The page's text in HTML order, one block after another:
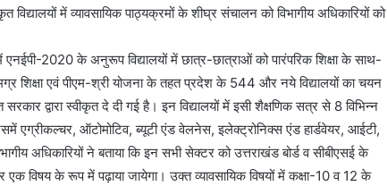
विद्यालयों में व्यावसायिक पाठ्यक्रमों के शीघ्र संचालन को विभागीय अधिकारियों को
में एनईपी-2020 के अनुरूप विद्यालयों में छात्र-छात्राओं को पारंपरिक शिक्षा के साथ-
शिक्षा एवं पीएम-श्री योजना के तहत प्रदेश के 544 और नये विद्यालयों का चयन
द्वारा स्वीकृत दे दी गई है। इन विद्यालयों में इसी शैक्षणिक सत्र से 8 विभिन्न
एग्रीकल्चर, ऑटोमोटिव, ब्यूटी एंड वेलनेस, इलेक्ट्रोनिक्स एंड हार्डवेयर, आईटी,
अधिकारियों ने बताया कि इन सभी सेक्टर को उत्तराखंड बोर्ड व सीबीएसई के
एक विषय के रूप में पढ़ाया जायेगा। उक्त व्यावसायिक विषयों में कक्षा-10 व 12 के